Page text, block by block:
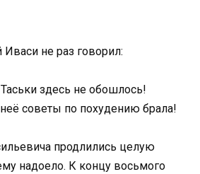
Иваси не раз говорил:
здесь не обошлось!
советы по похудению брала!
продлились целую
надоело. К концу восьмого